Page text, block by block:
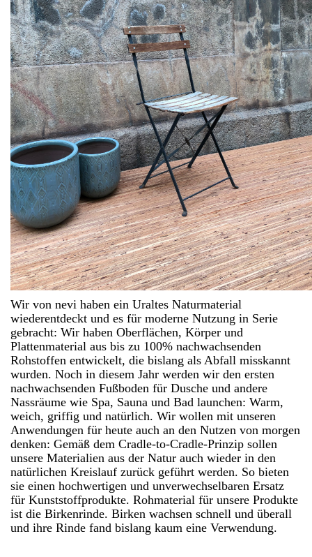
Wir von nevi haben ein Uraltes Naturmaterial
wiederentdeckt und es für moderne Nutzung in Serie
gebracht: Wir haben Oberflächen, Körper und
Plattenmaterial aus bis zu 100% nachwachsenden
Rohstoffen entwickelt, die bislang als Abfall misskannt
wurden. Noch in diesem Jahr werden wir den ersten
nachwachsenden Fußboden für Dusche und andere
Nassräume wie Spa, Sauna und Bad launchen: Warm,
weich, griffig und natürlich. Wir wollen mit unseren
Anwendungen für heute auch an den Nutzen von morgen
denken: Gemäß dem Cradle-to-Cradle-Prinzip sollen
unsere Materialien aus der Natur auch wieder in den
natürlichen Kreislauf zurück geführt werden. So bieten
sie einen hochwertigen und unverwechselbaren Ersatz
für Kunststoffprodukte. Rohmaterial für unsere Produkte
ist die Birkenrinde. Birken wachsen schnell und überall
und ihre Rinde fand bislang kaum eine Verwendung.